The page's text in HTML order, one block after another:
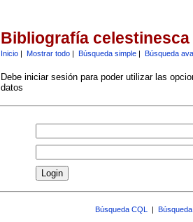
Bibliografía celestinesca
Inicio| Mostrar todo| Búsqueda simple| Búsqueda
Debe iniciar sesión para poder utilizar las
datos
Búsqueda CQL |